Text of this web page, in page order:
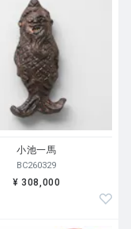
小池一馬
BC260329
¥ 308,000